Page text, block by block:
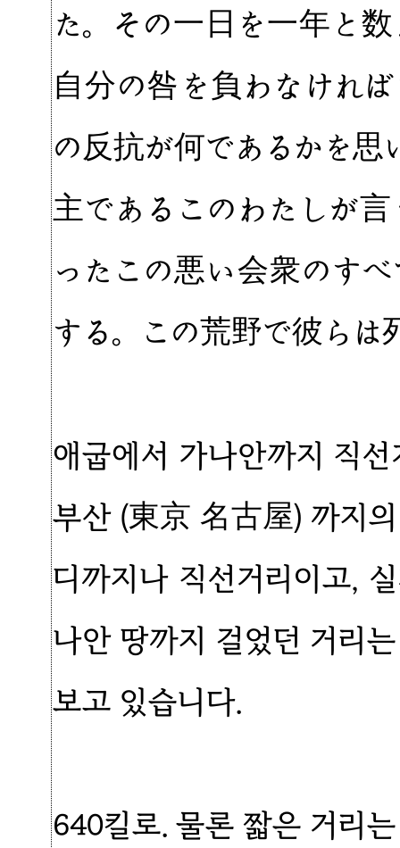
た。その一日を一年と
自分の咎を負わなけれ
の反抗が何であるかを思
主であるこのわたしが
ったこの悪い会衆のす
する。この荒野で彼らは
애굽에서 가나안까지 직
부산 (東京 名古屋) 까지
디까지나 직선거리이고,
나안 땅까지 걸었던 거리
보고 있습니다.
640킬로. 물론 짧은 거리